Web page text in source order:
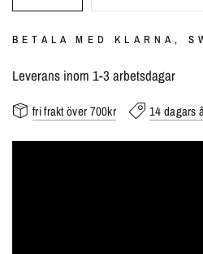
BETALA MED KLARNA,
Leverans inom 1-3 arbetsdagar
fri frakt över 700kr 14 dagars